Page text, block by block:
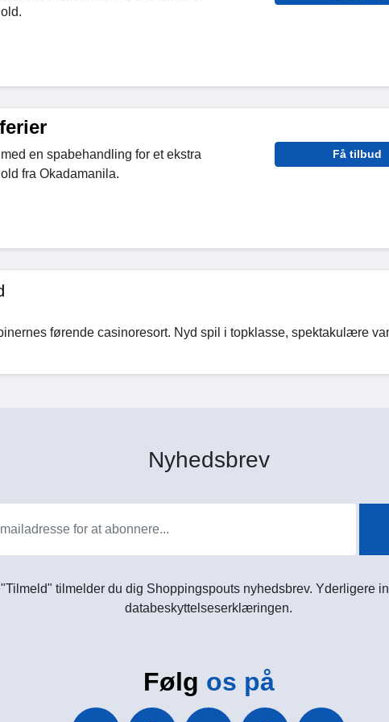
en spabehandling for et ekstra
fra Okadamanila.
Få tilbud
førende casinoresort. Nyd spil i topklasse, spektakulære
Nyhedsbrev
tilmelder du dig Shoppingspouts nyhedsbrev. Yderligere
databeskyttelseserklæringen.
Følg os på